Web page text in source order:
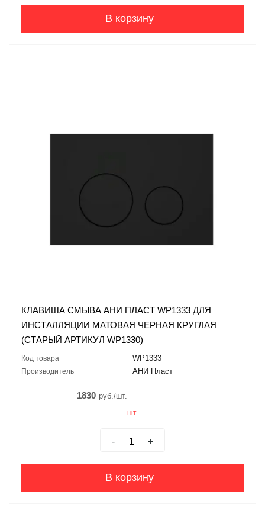
В корзину
КЛАВИША СМЫВА АНИ ПЛАСТ WP1333 ДЛЯ
ИНСТАЛЛЯЦИИ МАТОВАЯ ЧЕРНАЯ КРУГЛАЯ
(СТАРЫЙ АРТИКУЛ WP1330)
Код товара WP1333
Производитель АНИ Пласт
1830 руб./шт.
шт.
- +
В корзину